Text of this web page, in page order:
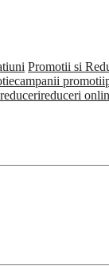
Promotii si
campanii promotii
reducerireduceri